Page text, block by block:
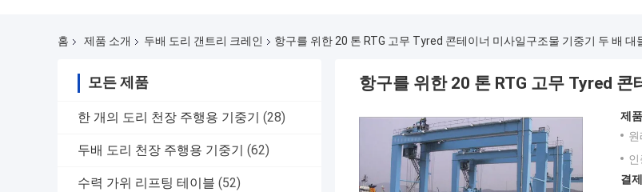
홈 제품 소개 두배 도리 갠트리 크레인 항구를 위한 20 톤 RTG 고무 Tyred 콘테이너 미사일구조물 기중기 두 배 대
모든 제품
한 개의 도리 천장 주행용 기중기 (28)
두배 도리 천장 주행용 기중기 (62)
수력 가위 리프팅 테이블 (52)
항구를 위한 20 톤 RTG 고무 Tyred
제
원
인
결